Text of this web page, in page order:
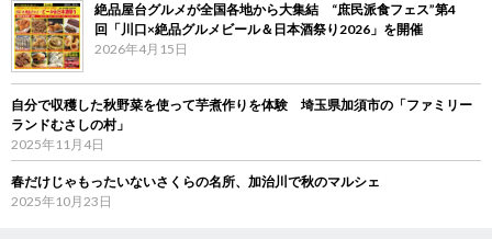
絶品屋台グルメが全国各地から大集結 “庶民派食フェス”第4
回「川口×絶品グルメビール＆日本酒祭り2026」を開催
2026年4月15日
自分で収穫した秋野菜を使って芋煮作りを体験 埼玉県加須市の「ファミリー
ランドむさしの村」
2025年11月4日
春だけじゃもったいないさくらの名所、加治川で秋のマルシェ
2025年10月23日